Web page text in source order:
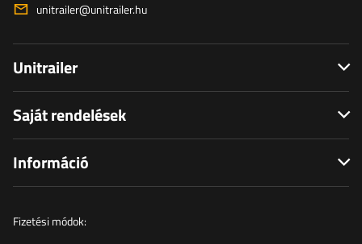
unitrailer@unitrailer.hu
Unitrailer
Saját rendelések
Információ
Fizetési módok: